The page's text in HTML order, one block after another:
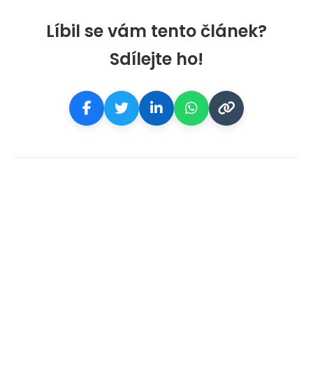
Líbil se vám tento článek?
Sdílejte ho!